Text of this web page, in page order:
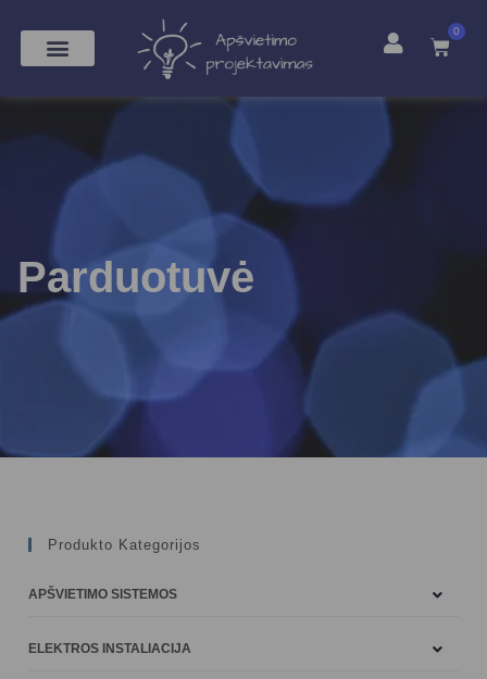
0
Parduotuvė
Produkto Kategorijos
APŠVIETIMO SISTEMOS
ELEKTROS INSTALIACIJA